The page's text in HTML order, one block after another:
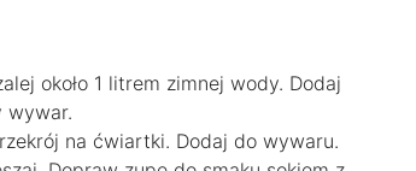
około 1 litrem zimnej wody. Dodaj
wywar.
na ćwiartki. Dodaj do wywaru.